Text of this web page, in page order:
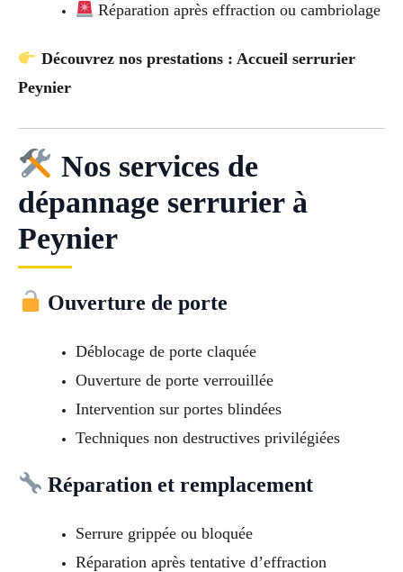
Réparation après effraction ou cambriolage
Découvrez nos prestations : Accueil serrurier
Peynier
Nos services de
dépannage serrurier à
Peynier
Ouverture de porte
Déblocage de porte claquée
Ouverture de porte verrouillée
Intervention sur portes blindées
Techniques non destructives privilégiées
Réparation et remplacement
Serrure grippée ou bloquée
Réparation après tentative d’effraction